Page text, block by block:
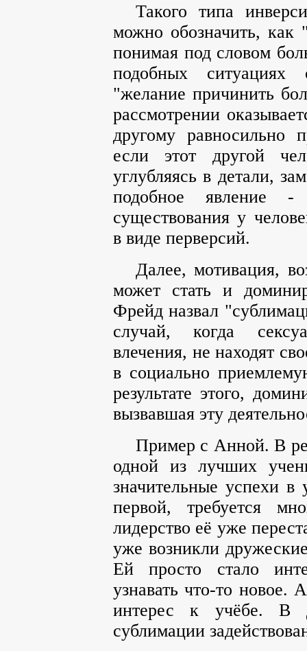
Такого типа
можно обозначить, как
понимая под словом
подобных
"желание причинить
рассмотрении
другому равносильно
если этот другой
углубляясь в детали,
подобное явление -
существования у
в виде перверсий.
Далее, мотивация,
может стать и
Фрейд назвал
случай, когда
влечения, не находят
в социально
результате этого,
вызвавшая эту
Пример с Анной. В
одной из лучших
значительные успехи в
первой, требуется
лидерство её уже
уже возникли
Ей просто стало
узнавать что-то новое.
интерес к учёбе. В
сублимации